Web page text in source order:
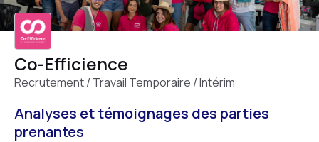
Co-Efficience
Recrutement / Travail Temporaire / Intérim
Analyses et témoignages des parties
prenantes